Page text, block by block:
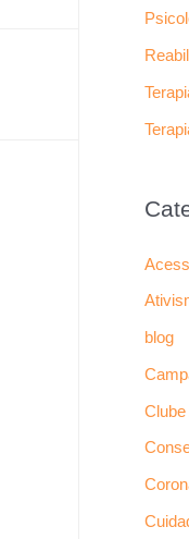
blog
Clube